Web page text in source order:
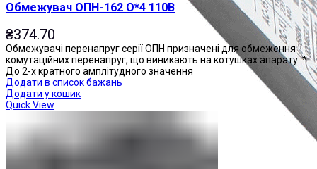
Обмежувач ОПН-162 О*4 110В
₴374.70
Обмежувачі перенапруг серії ОПН призначені для обмеження
комутаційних перенапруг, що виникають на котушках апарату: *
До 2-х кратного амплітудного значення
Додати в список бажань
Додати у кошик
Quick View